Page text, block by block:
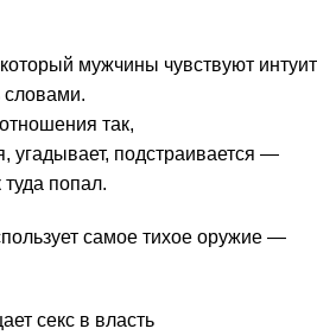
мужчины чувствуют
словами.
так,
угадывает, подстраивается —
попал.
самое тихое оружие —
секс в власть